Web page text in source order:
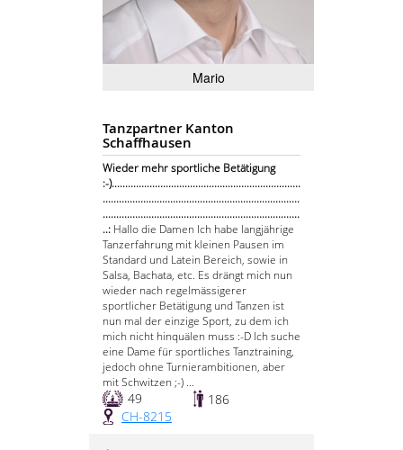
Mario
Tanzpartner Kanton
Schaffhausen
Wieder mehr sportliche Betätigung
:-)......................................................................
.........................................................................
.........................................................................
..: Hallo die Damen Ich habe langjährige
Tanzerfahrung mit kleinen Pausen im
Standard und Latein Bereich, sowie in
Salsa, Bachata, etc. Es drängt mich nun
wieder nach regelmässigerer
sportlicher Betätigung und Tanzen ist
nun mal der einzige Sport, zu dem ich
mich nicht hinquälen muss :-D Ich suche
eine Dame für sportliches Tanztraining,
jedoch ohne Turnierambitionen, aber
mit Schwitzen ;-) ...
49
186
CH-8215